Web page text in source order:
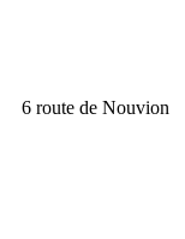
6 route de Nouvion